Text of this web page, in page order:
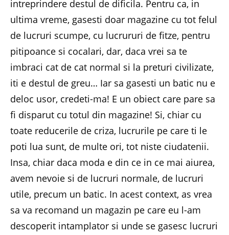
intreprindere destul de dificila. Pentru ca, in
ultima vreme, gasesti doar magazine cu tot felul
de lucruri scumpe, cu lucrururi de fitze, pentru
pitipoance si cocalari, dar, daca vrei sa te
imbraci cat de cat normal si la preturi civilizate,
iti e destul de greu… Iar sa gasesti un batic nu e
deloc usor, credeti-ma! E un obiect care pare sa
fi disparut cu totul din magazine! Si, chiar cu
toate reducerile de criza, lucrurile pe care ti le
poti lua sunt, de multe ori, tot niste ciudatenii.
Insa, chiar daca moda e din ce in ce mai aiurea,
avem nevoie si de lucruri normale, de lucruri
utile, precum un batic. In acest context, as vrea
sa va recomand un magazin pe care eu l-am
descoperit intamplator si unde se gasesc lucruri